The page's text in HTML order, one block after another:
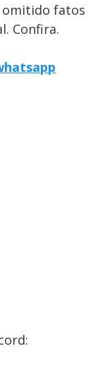
omitido fatos
Confira.